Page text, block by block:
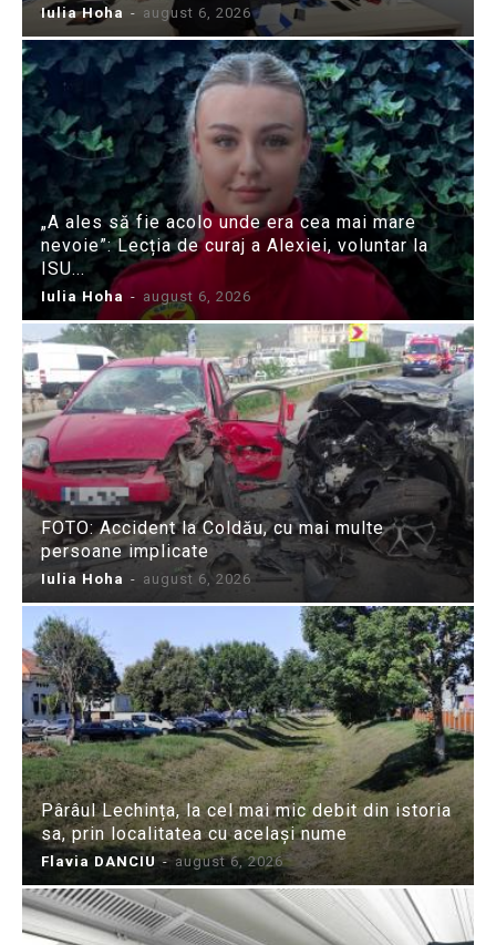
Iulia Hoha - august 6, 2026
„A ales să fie acolo unde era cea mai mare
nevoie”: Lecția de curaj a Alexiei, voluntar la
ISU...
Iulia Hoha - august 6, 2026
FOTO: Accident la Coldău, cu mai multe
persoane implicate
Iulia Hoha - august 6, 2026
Pârâul Lechința, la cel mai mic debit din istoria
sa, prin localitatea cu același nume
Flavia DANCIU - august 6, 2026